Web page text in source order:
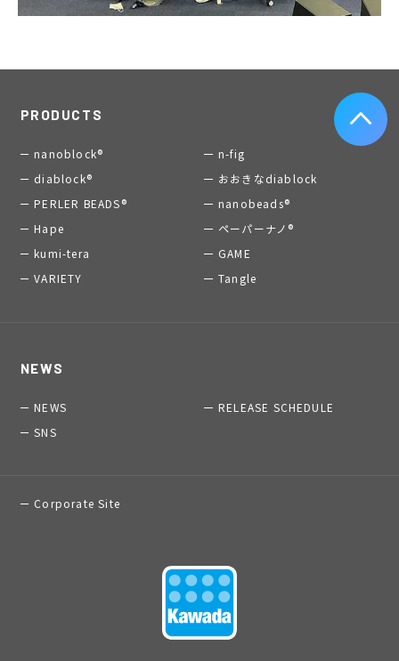
PRODUCTS
nanoblock®
n-fig
diablock®
おおきなdiablock
PERLER BEADS®
nanobeads®
Hape
ペーパーナノ®
kumi-tera
GAME
VARIETY
Tangle
NEWS
NEWS
RELEASE SCHEDULE
SNS
Corporate Site